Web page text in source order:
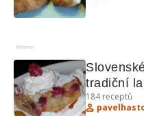
Reklama
tradiční
lahůdky
184receptů